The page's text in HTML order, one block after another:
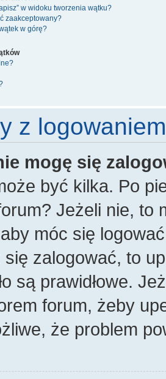
w widoku tworzenia wątku?
zaakceptowany?
w górę?
z
mogę się
być kilka. Po
Jeżeli nie, to
móc się
się zalogować, to
są prawidłowe.
forum, żeby
że problem